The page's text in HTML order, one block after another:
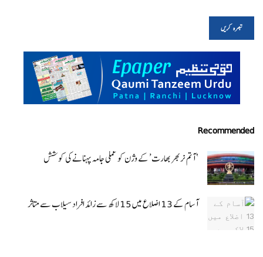
Recommended
‘ آتم نربھر بھارت’ کے وژن کو عملی جامہ پہنانے کی کوشش
آسام کے 13 اضلاع میں 15 لاکھ سے زائد افراد سیلاب سے متاثر